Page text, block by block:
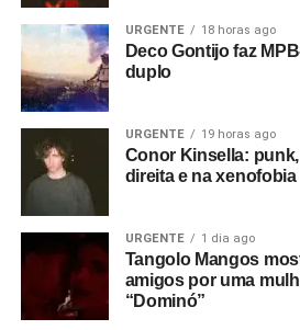
URGENTE 18 horas ago
Deco Gontijo faz
duplo
URGENTE 19 horas ago
Conor Kinsella:
direita e na xenofobia
URGENTE 1 dia ago
Tangolo Mangos
amigos por uma
“Dominó”